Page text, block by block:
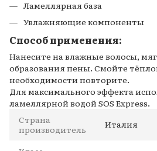
Ламеллярная база
Увлажняющие компоненты
Способ применения:
Нанесите на влажные волосы,
образования пены. Смойте
необходимости повторите.
Для максимального эффекта
ламеллярной водой SOS Express.
Страна
производитель
Италия